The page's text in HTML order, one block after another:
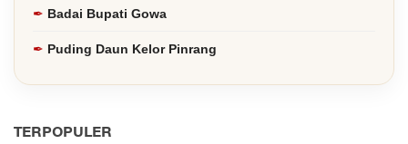
Badai Bupati Gowa
Puding Daun Kelor Pinrang
TERPOPULER